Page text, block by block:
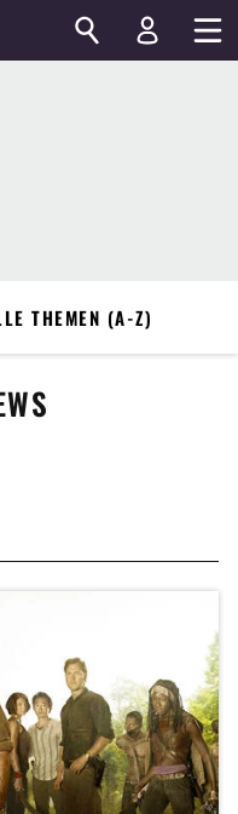
THEMEN (A-Z)